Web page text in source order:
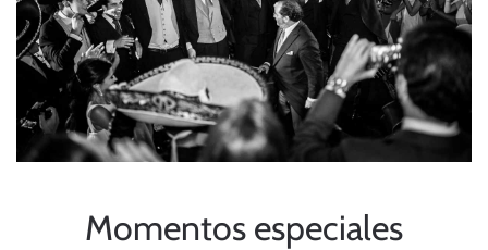
Momentos especiales